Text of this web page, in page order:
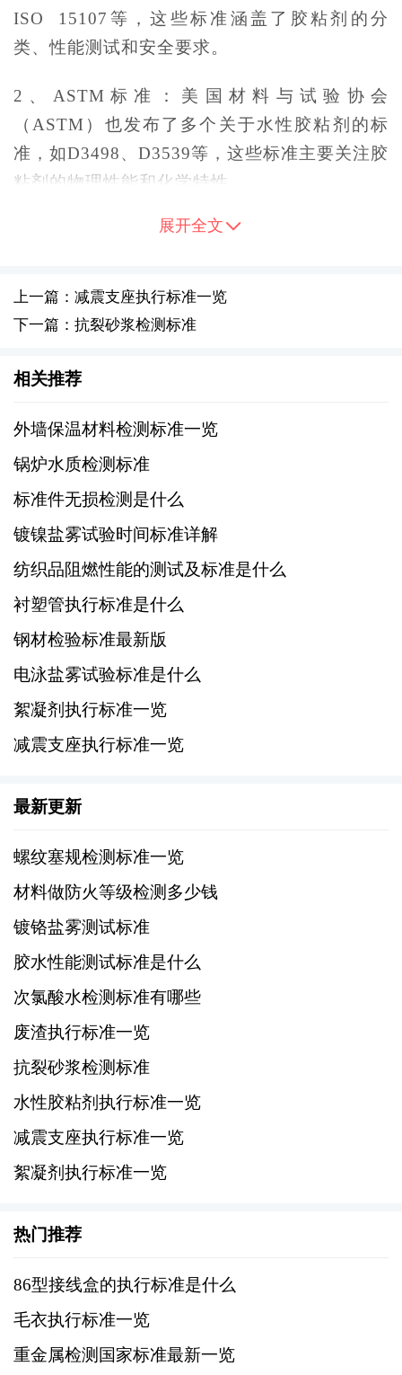
ISO 15107等，这些标准涵盖了胶粘剂的分
类、性能测试和安全要求。
2、ASTM标准：美国材料与试验协会
（ASTM）也发布了多个关于水性胶粘剂的标
准，如D3498、D3539等，这些标准主要关注胶
粘剂的物理性能和化学特性。
GB/T 2793-1995《胶粘剂分类》和GB/T
2794-1995《胶粘剂的取样》等标准对水性胶粘
剂的分类和取样方法进行了规定。
材料胶粘剂中有害物质限量》规定了室内装饰
装修材料用胶粘剂中有害物质的限量要求，以
保护人体健康和环境。
1、HG/T标准：化工行业标准（HG/T）中的
HG/T 2727-2010《水性聚氨酯胶粘剂》等标
出了具体要求。
2、JC/T标准：建材行业标准（JC/T）中的JC/T
1、欧盟REACH法规：欧盟的REACH（化学品
注册、评估、许可和限制）法规对胶粘剂中的
护环境和人类健康。
2、中国RoHS指令：RoHS（限制有害物质使
行了限制，间接影响了水性胶粘剂的生产和使
用。
五、性能测试标准
伸剪切强度的测定 单搭接接头》等标准规定了
2、耐候性测试：ISO 4624:2013《胶粘剂 老
化测试 暴露于气候条件下》等标准对胶粘剂的
展开全文
上一篇：减震支座执行标准一览
下一篇：抗裂砂浆检测标准
相关推荐
外墙保温材料检测标准一览
锅炉水质检测标准
标准件无损检测是什么
镀镍盐雾试验时间标准详解
纺织品阻燃性能的测试及标准是什么
衬塑管执行标准是什么
钢材检验标准最新版
电泳盐雾试验标准是什么
絮凝剂执行标准一览
减震支座执行标准一览
最新更新
螺纹塞规检测标准一览
材料做防火等级检测多少钱
镀铬盐雾测试标准
胶水性能测试标准是什么
次氯酸水检测标准有哪些
废渣执行标准一览
抗裂砂浆检测标准
水性胶粘剂执行标准一览
减震支座执行标准一览
絮凝剂执行标准一览
热门推荐
86型接线盒的执行标准是什么
毛衣执行标准一览
重金属检测国家标准最新一览